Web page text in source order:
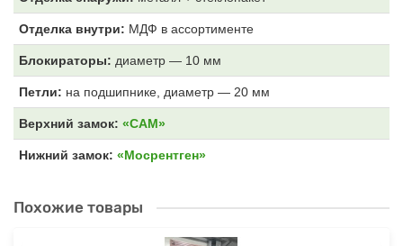
Отделка внутри: МДФ в ассортименте
Блокираторы: диаметр — 10 мм
Петли: на подшипнике, диаметр — 20 мм
Верхний замок: «САМ»
Нижний замок: «Мосрентген»
Похожие товары